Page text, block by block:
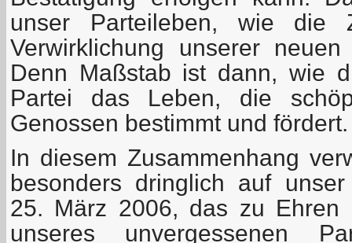
unser Parteileben, wie die
Verwirklichung unserer
Denn Maßstab ist dann, wie
Partei das Leben, die
Genossen bestimmt und fördert.
In diesem Zusammenhang
besonders dringlich auf
25. März 2006, das zu Ehren
unseres unvergessenen